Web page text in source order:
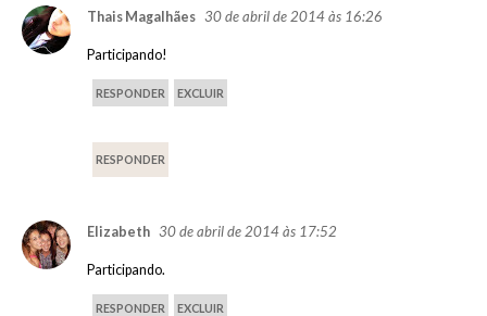
Thais Magalhães 30 de abril de 2014 às 16:26
Participando!
RESPONDER EXCLUIR
RESPONDER
Elizabeth 30 de abril de 2014 às 17:52
Participando.
RESPONDER EXCLUIR